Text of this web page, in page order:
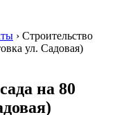
› Строительство
ул. Садовая)
на 80